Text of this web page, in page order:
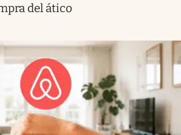
del ático